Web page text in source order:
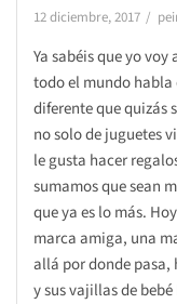
12 diciembre, 2017
Ya sabéis que yo
todo el mundo habla
diferente que quizás
no solo de juguetes
le gusta hacer
sumamos que sean
que ya es lo más.
marca amiga, una
allá por donde pasa,
y sus vajillas de